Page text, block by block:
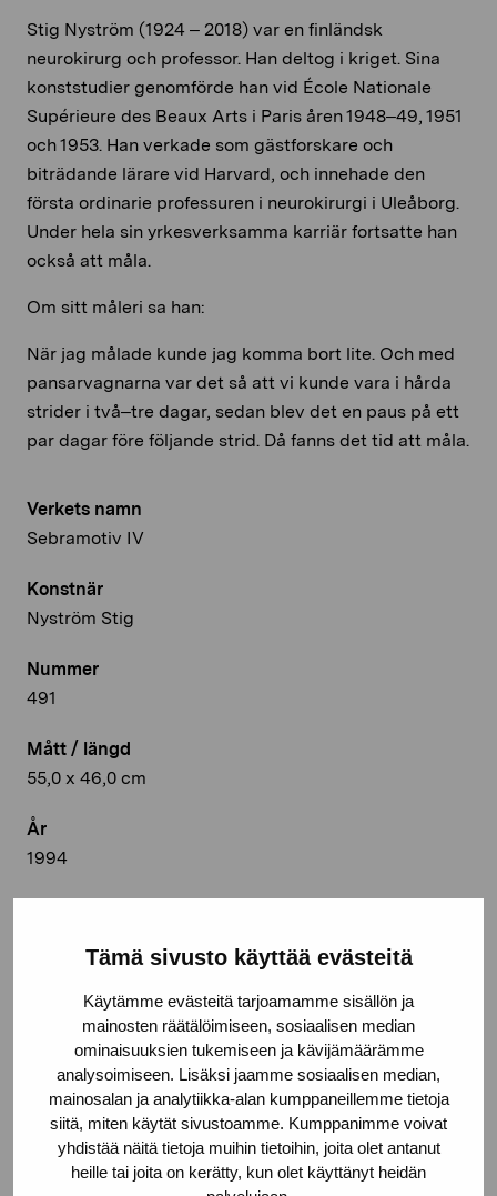
Tämä sivusto käyttää evästeitä
Käytämme evästeitä tarjoamamme sisällön ja
mainosten räätälöimiseen, sosiaalisen median
ominaisuuksien tukemiseen ja kävijämäärämme
analysoimiseen. Lisäksi jaamme sosiaalisen median,
mainosalan ja analytiikka-alan kumppaneillemme tietoja
siitä, miten käytät sivustoamme. Kumppanimme voivat
yhdistää näitä tietoja muihin tietoihin, joita olet antanut
heille tai joita on kerätty, kun olet käyttänyt heidän
Verkets namn
Sebramotiv IV
Konstnär
Nyström Stig
Nummer
491
Mått / längd
55,0 x 46,0 cm
År
1994
Svenska handelshögskolan, Vasa
© Kuvasto 2026
Stig Nyström (1924 – 2018) var en finländsk
neurokirurg och professor. Han deltog i kriget. Sina
konststudier genomförde han vid École Nationale
Supérieure des Beaux Arts i Paris åren 1948–49, 1951
och 1953. Han verkade som gästforskare och
biträdande lärare vid Harvard, och innehade den
första ordinarie professuren i neurokirurgi i Uleåborg.
Under hela sin yrkesverksamma karriär fortsatte han
också att måla.
Om sitt måleri sa han:
När jag målade kunde jag komma bort lite. Och med
pansarvagnarna var det så att vi kunde vara i hårda
strider i två–tre dagar, sedan blev det en paus på ett
par dagar före följande strid. Då fanns det tid att måla.